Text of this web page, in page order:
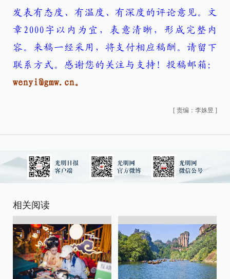
发表有态度、有温度、有深度的评论意见。文
章2000字以内为宜，表意清晰，形成完整内
容。来稿一经采用，将支付相应稿酬。请留下
联系方式。感谢您的关注与支持！投稿邮箱：
wenyi@gmw.cn。
[ 责编：李姝昱 ]
相关阅读